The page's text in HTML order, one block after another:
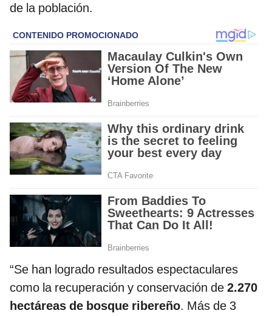
de la población.
“Se han logrado resultados espectaculares
como la recuperación y conservación de 2.270
hectáreas de bosque ribereño. Más de 3